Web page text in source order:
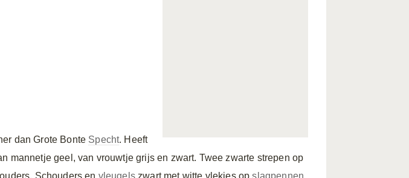
dan Grote Bonte Specht. Heeft
mannetje geel, van vrouwtje grijs en zwart. Twee zwarte strepen op
Schouders en vleugelszwart met witte vlekjes opslagpennen